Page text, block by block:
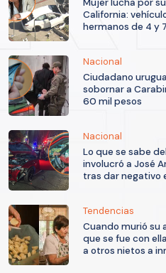
Mujer lucha por
California:
hermanos de 4 y
Nacional
Ciudadano
sobornar a
60 mil pesos
Nacional
Lo que se sabe
involucró a José
tras dar negativo
Tendencias
Cuando murió su
que se fue con
a otros nietos a